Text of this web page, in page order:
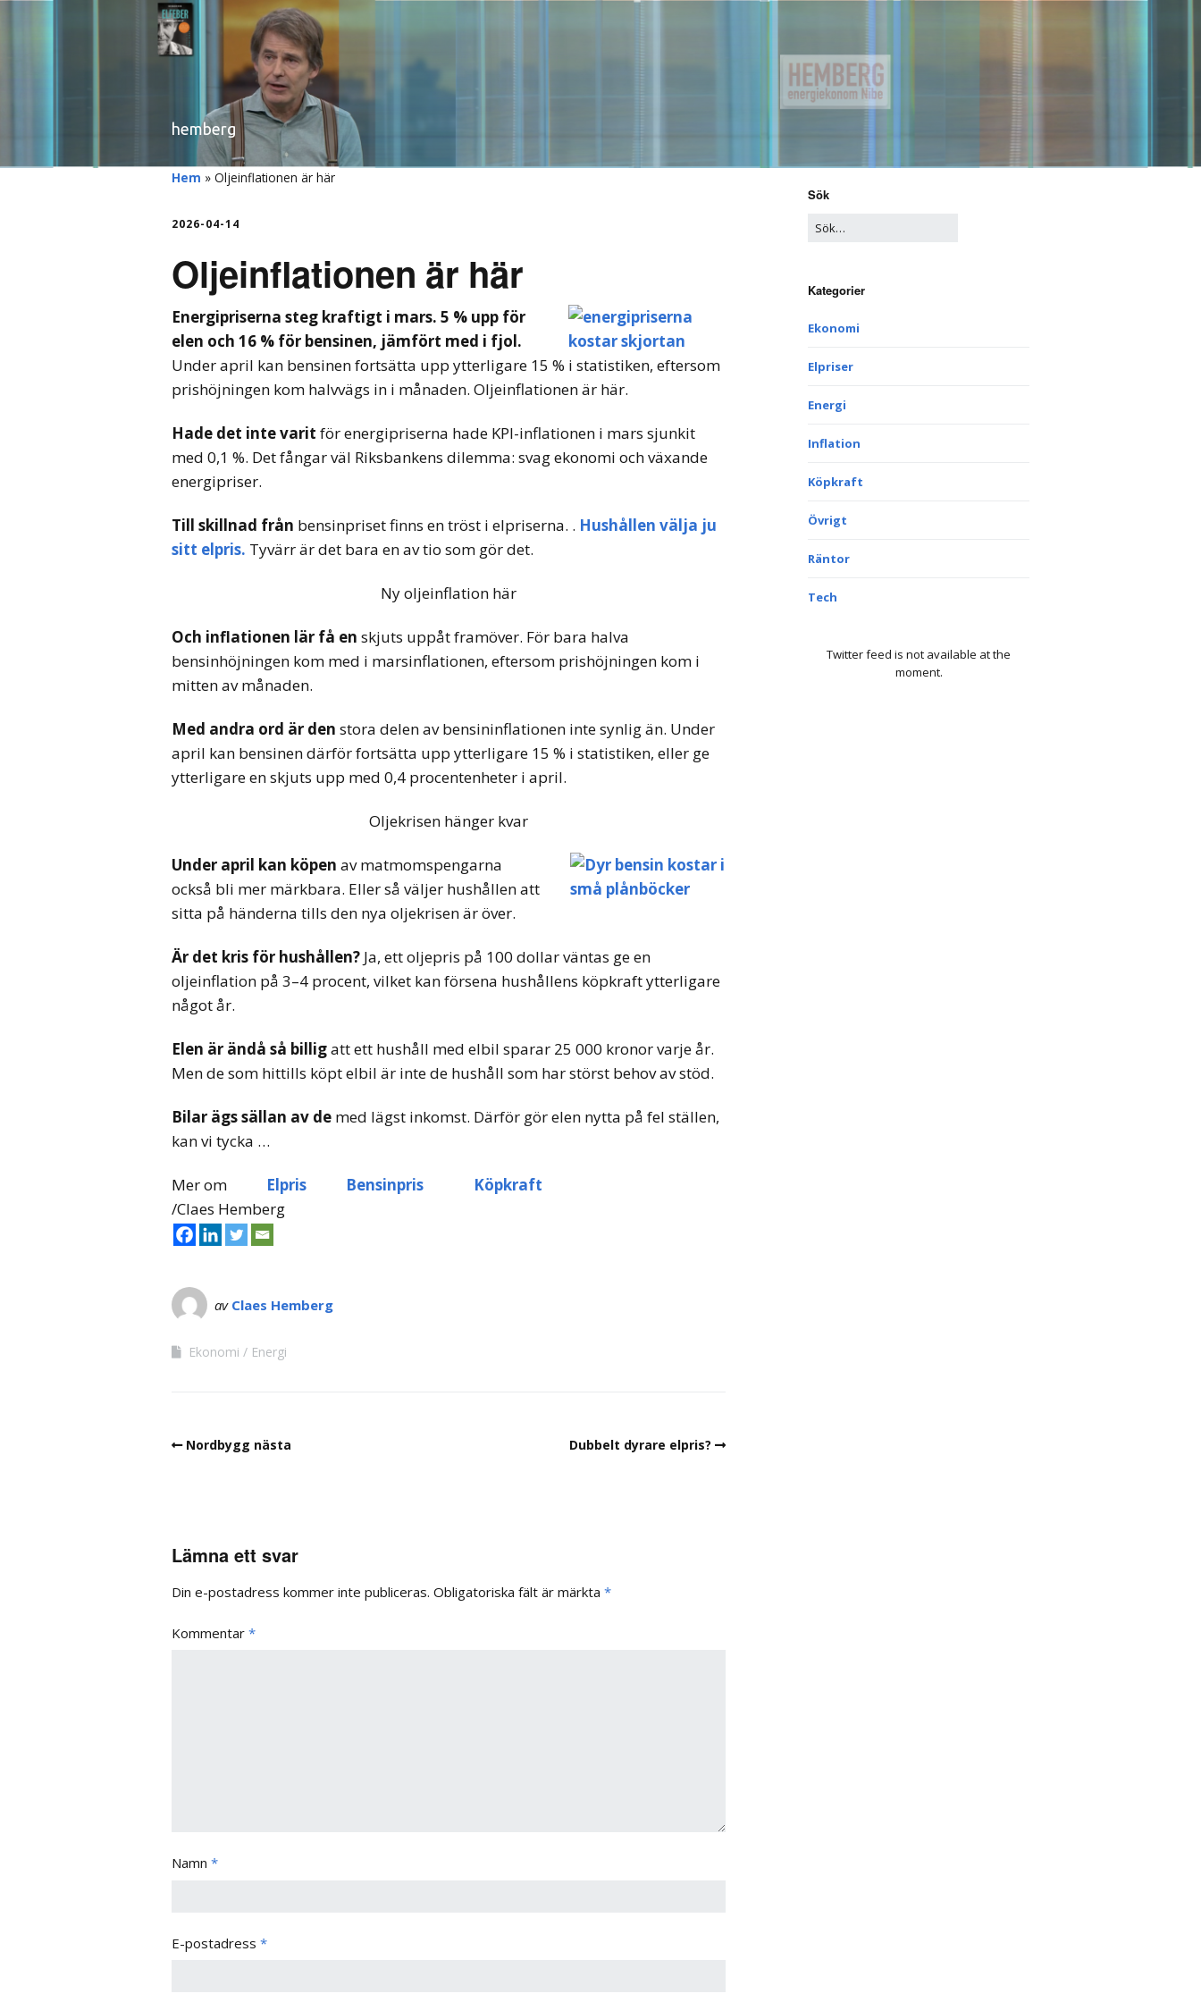
hemberg
Hem » Oljeinflationen är här
2026-04-14
Oljeinflationen är här
Energipriserna steg kraftigt i mars. 5 % upp för
elen och 16 % för bensinen, jämfört med i fjol.
Under april kan bensinen fortsätta upp ytterligare 15 % i statistiken, eftersom
prishöjningen kom halvvägs in i månaden. Oljeinflationen är här.
Hade det inte varit för energipriserna hade KPI-inflationen i mars sjunkit
med 0,1 %. Det fångar väl Riksbankens dilemma: svag ekonomi och växande
energipriser.
Till skillnad från bensinpriset finns en tröst i elpriserna. . Hushållen välja ju
sitt elpris. Tyvärr är det bara en av tio som gör det.
Ny oljeinflation här
Och inflationen lär få en skjuts uppåt framöver. För bara halva
bensinhöjningen kom med i marsinflationen, eftersom prishöjningen kom i
mitten av månaden.
Med andra ord är den stora delen av bensininflationen inte synlig än. Under
april kan bensinen därför fortsätta upp ytterligare 15 % i statistiken, eller ge
ytterligare en skjuts upp med 0,4 procentenheter i april.
Oljekrisen hänger kvar
Under april kan köpen av matmomspengarna
också bli mer märkbara. Eller så väljer hushållen att
sitta på händerna tills den nya oljekrisen är över.
Är det kris för hushållen? Ja, ett oljepris på 100 dollar väntas ge en
oljeinflation på 3–4 procent, vilket kan försena hushållens köpkraft ytterligare
något år.
Elen är ändå så billigatt ett hushåll med elbil sparar 25 000 kronor varje år.
Men de som hittills köpt elbil är inte de hushåll som har störst behov av stöd.
Bilar ägs sällan av de med lägst inkomst. Därför gör elen nytta på fel ställen,
kan vi tycka …
Mer om Elpris Bensinpris
Köpkraft
/Claes Hemberg
av Claes Hemberg
Ekonomi Energi
Nordbygg nästa Dubbelt dyrare elpris?
Lämna ett svar
Din e-postadress kommer inte publiceras. Obligatoriska fält är märkta *
Kommentar *
Namn *
E-postadress *
Sök
Kategorier
Ekonomi
Elpriser
Energi
Inflation
Köpkraft
Övrigt
Räntor
Tech
Twitter feed is not available at the
moment.